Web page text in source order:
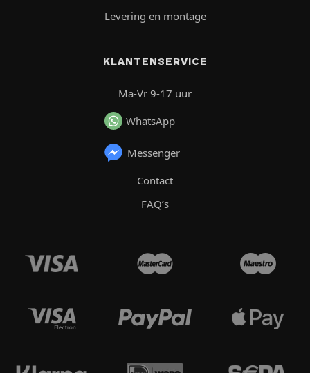
Levering en montage
KLANTENSERVICE
Ma-Vr 9-17 uur
WhatsApp
Messenger
Contact
FAQ’s